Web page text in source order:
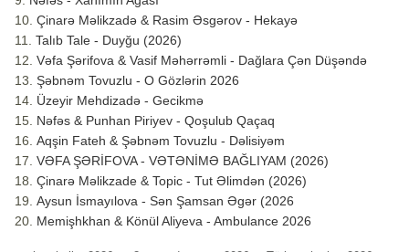
Çinarə Məlikzadə & Rasim Əsgərov - Hekayə
Talıb Tale - Duyğu (2026)
Vəfa Şərifova & Vasif Məhərrəmli - Dağlara Çən Düşəndə
Şəbnəm Tovuzlu - O Gözlərin 2026
Üzeyir Mehdizadə - Gecikmə
Nəfəs & Punhan Piriyev - Qoşulub Qaçaq
Aqşin Fateh & Şəbnəm Tovuzlu - Dəlisiyəm
VƏFA ŞƏRİFOVA - VƏTƏNİMƏ BAĞLIYAM (2026)
Çinarə Məlikzade & Topic - Tut Əlimdən (2026)
Aysun İsmayılova - Sən Şamsan Əgər (2026
Memişhkhan & Könül Aliyeva - Ambulance 2026